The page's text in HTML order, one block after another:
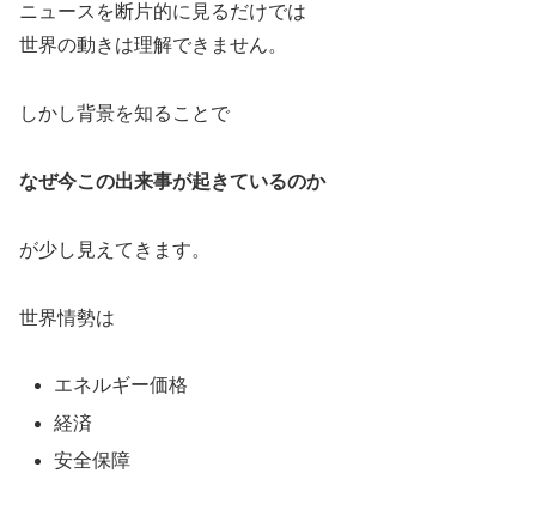
ニュースを断片的に見るだけでは
世界の動きは理解できません。
しかし背景を知ることで
なぜ今この出来事が起きているのか
が少し見えてきます。
世界情勢は
エネルギー価格
経済
安全保障